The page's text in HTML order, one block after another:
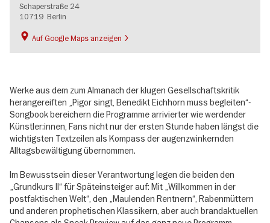
Schaperstraße 24
10719 Berlin
Auf Google Maps anzeigen
Werke aus dem zum Almanach der klugen Gesellschaftskritik
herangereiften „Pigor singt, Benedikt Eichhorn muss begleiten“-
Songbook bereichern die Programme arrivierter wie werdender
Künstler:innen, Fans nicht nur der ersten Stunde haben längst die
wichtigsten Textzeilen als Kompass der augenzwinkernden
Alltagsbewältigung übernommen.
Im Bewusstsein dieser Verantwortung legen die beiden den
„Grundkurs II“ für Späteinsteiger auf: Mit „Willkommen in der
postfaktischen Welt“, den „Maulenden Rentnern“, Rabenmüttern
und anderen prophetischen Klassikern, aber auch brandaktuellen